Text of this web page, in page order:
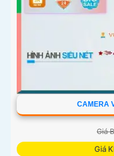
CAMERA
Giá
Giá